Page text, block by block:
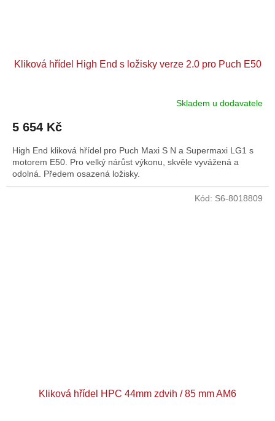
Kliková hřídel High End s ložisky verze 2.0 pro Puch E50
Skladem u dodavatele
5 654 Kč
High End kliková hřídel pro Puch Maxi S N a Supermaxi LG1 s
motorem E50. Pro velký nárůst výkonu, skvěle vyvážená a
odolná. Předem osazená ložisky.
Kliková hřídel HPC 44mm zdvih / 85 mm AM6
Kód: S6-8018809